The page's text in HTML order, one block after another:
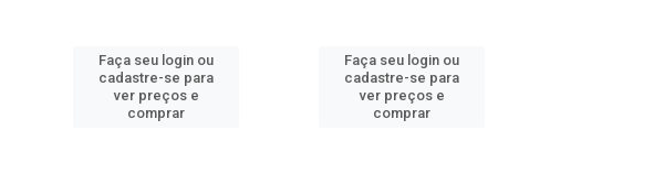
Faça seu login ou
cadastre-se para
ver preços e
comprar
Faça seu login ou
cadastre-se para
ver preços e
comprar